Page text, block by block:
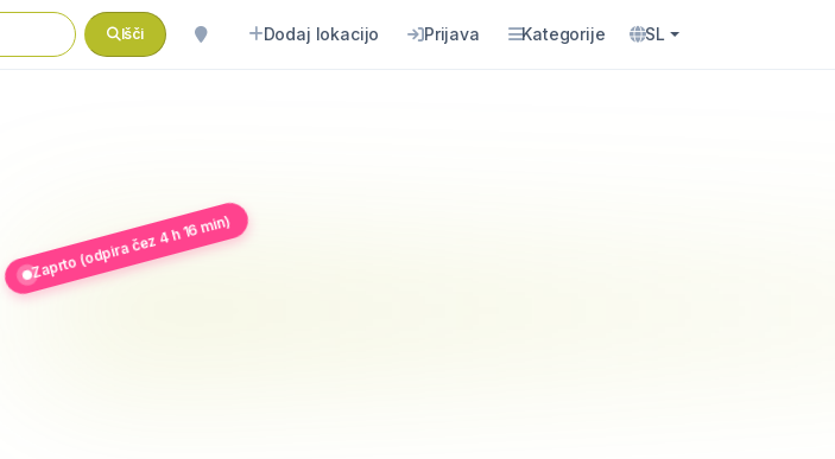
Išči Dodaj lokacijo Prijava Kategorije SL
Zaprto (odpira čez 4 h 16 min)